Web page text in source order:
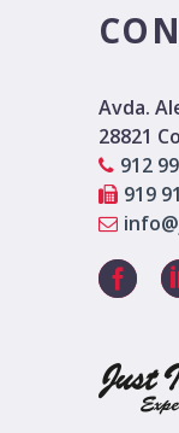
Avda.
28821
912
919